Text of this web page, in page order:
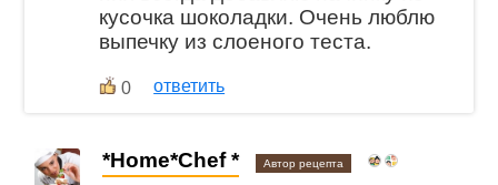
кусочка шоколадки. Очень люблю
выпечку из слоеного теста.
0 ответить
*Home*Chef * Автор рецепта